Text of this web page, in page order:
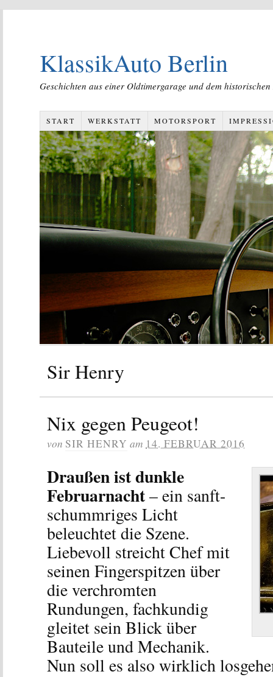
KlassikAuto Berlin
Geschichten aus einer Oldtimergarage und dem
START WERKSTATT MOTORSPORT
Sir Henry
Nix gegen Peugeot!
von SIR HENRY am 14. FEBRUAR 2016
Draußen ist dunkle
Februarnacht– ein sanft-
schummriges Licht
beleuchtet die Szene.
Liebevoll streicht Chef mit
seinen Fingerspitzen über
die verchromten
Rundungen, fachkundig
gleitet sein Blick über
Bauteile und Mechanik.
Nun soll es also wirklich